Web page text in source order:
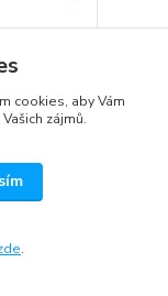
300g
300g
o sobě
cookies, aby Vám
zájmů.
.